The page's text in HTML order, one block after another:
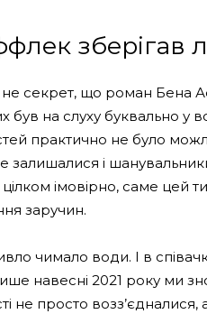
зберігав
не секрет, що роман Бена
був на слуху буквально у
практично не було
залишалися і
цілком імовірно, саме цей
заручин.
чимало води. І в
навесні 2021 року ми
не просто